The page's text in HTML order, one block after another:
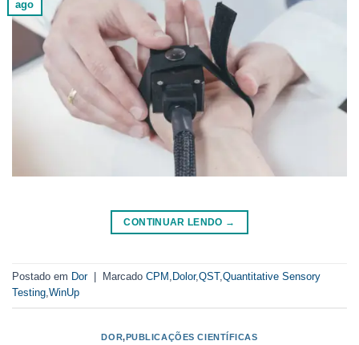
ago
CONTINUAR LENDO →
Postado em Dor Marcado CPM Dolor,QST, Quantitative Sensory
Testing WinUp
DOR,PUBLICAÇÕES CIENTÍFICAS